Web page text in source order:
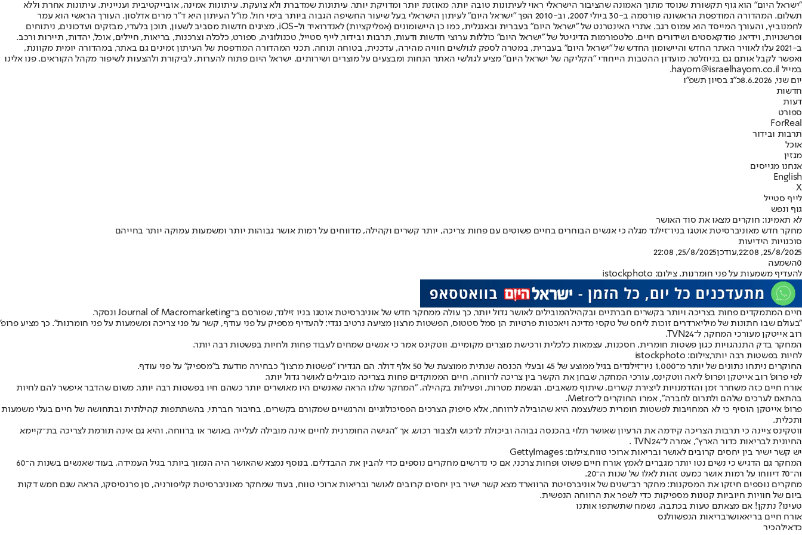
"ישראל היום" הוא גוף תקשורת שנוסד מתוך האמונה שהציבור הישראלי ראוי לעיתונות טובה יותר, מאוזנת יותר ומדויקת יותר. עיתונות שמדברת ולא צועקת. עיתונות אמינה, אובייקטיבית ועניינית. עיתונות אחרת וללא
תשלום. המהדורה המודפסת הראשונה פורסמה ב-30 ביולי 2007, וב-2010 הפך "ישראל היום" לעיתון הישראלי בעל שיעור החשיפה הגבוה ביותר בימי חול. מו"ל העיתון היא ד"ר מרים אדלסון. העורך הראשי הוא עמר
לחמנוביץ, והעורך המייסד הוא עמוס רגב. אתרי האינטרנט של "ישראל היום" בעברית ובאנגלית, כמו כן היישומונים (אפליקציות) לאנדרואיד ול-iOS, מציגים חדשות מסביב לשעון, תוכן בלעדי, מבזקים ועדכונים, ניתוחים
ופרשנויות, וידיאו, פודקאסטים ושידורים חיים. פלטפורמות הדיגיטל של "ישראל היום" כוללות ערוצי חדשות ודעות, תרבות ובידור, לייף סטייל, טכנולוגיה, ספורט, כלכלה וצרכנות, בריאות, חיילים, אוכל, יהדות, תיירות ורכב.
ב-2021 עלו לאוויר האתר החדש והיישומון החדש של "ישראל היום" בעברית, במטרה לספק לגולשים חוויה מהירה, עדכנית, בטוחה ונוחה. תכני המהדורה המודפסת של העיתון זמינים גם באתר, במהדורה יומית מקוונת,
ואפשר לקבל אותם גם בניוזלטר. מועדון ההטבות הייחודי "הקליקה של ישראל היום" מציע לגולשי האתר הנחות ומבצעים על מוצרים ושירותים. ישראל היום פתוח להערות, לביקורת ולהצעות לשיפור מקהל הקוראים. פנו אלינו
במייל hayom@israelhayom.co.il.
יום שני, 8.6.2026
כ"ג בסיון תשפ"ו
חדשות
דעות
ספורט
ForReal
תרבות ובידור
אוכל
מגזין
אנחנו מגייסים
English
X
לייף סטייל
גוף ונפש
לא תאמינו: חוקרים מצאו את סוד האושר
מחקר חדש מאוניברסיטת אוטגו בניו־זילנד מגלה כי אנשים הבוחרים בחיים פשוטים עם פחות צריכה, יותר קשרים וקהילה, מדווחים על רמות אושר גבוהות יותר ומשמעות עמוקה יותר בחייהם
סוכנויות הידיעות
25/8/2025, 22:08
,עודכן25/8/2025, 22:08
0השמעה
להעדיף משמעות על פני חומרנות. צילום: istockphoto
חיים המתמקדים פחות בצריכה ויותר בקשרים חברתיים ובקהילהמובילים לאושר גדול יותר, כך עולה ממחקר חדש של אוניברסיטת אוטגו בניו זילנד, שפורסם ב־Journal of Macromarketing ונסקר.
"בעולם שבו חתונות של מיליארדרים זוכות ליחס של טקסי מדינה ויאכטות פרטיות הן סמל סטטוס, הפשטות מרצון מציעה נרטיב נגדי: להעדיף מספיק על פני עודף, קשר על פני צריכה ומשמעות על פני חומרנות". כך מציע פרופ'
רוב אייטקן מעורכי המחקר, ל־TVN24.
המחקר בדק התנהגויות כגון פשטות חומרית, חסכנות, עצמאות כלכלית ורכישת מוצרים מקומיים. ווטקינס אמר כי אנשים שמחים לעבוד פחות ולחיות בפשטות רבה יותר.
לחיות בפשטות רבה יותר,צילום: istockphoto
החוקרים ניתחו נתונים של יותר מ־1,000 ניו־זילנדים בגיל ממוצע של 45 ובעלי הכנסה שנתית ממוצעת של 50 אלף דולר. הם הגדירו "פשטות מרצון" כבחירה מודעת ב"מספיק" על פני עודף.
לפי פרופ’ רוב אייטקן ופרופ’ ליאה ווטקינס, עורכי המחקר, שבחן את הקשר בין צריכה לרווחה, חיים הממוקדים פחות בצריכה מובילים לאושר גדול יותר.
אורח חיים כזה משחרר זמן והזדמנויות ליצירת קשרים, שיתוף משאבים, הגשמת מטרות, ופעילות בקהילה. "המחקר שלנו הראה שאנשים היו מאושרים יותר כשהם חיו בפשטות רבה יותר, משום שהדבר איפשר להם לחיות
בהתאם לערכים שלהם ולתרום לחברה", אמרו החוקרים ל־Metro.
פרופ' אייטקן הוסיף כי לא המחויבות לפשטות חומרית כשלעצמה היא שהובילה לרווחה, אלא סיפוק הצרכים הפסיכולוגיים והרגשיים שמקורם בקשרים, בחיבור חברתי, בהשתתפות קהילתית ובתחושה של חיים בעלי משמעות
ותכלית.
ווטקינס ציינה כי תרבות הצריכה קידמה את הרעיון שאושר תלוי בהכנסה גבוהה וביכולת לרכוש ולצבור רכוש. אך "הגישה החומרנית לחיים אינה מובילה לעלייה באושר או ברווחה, והיא גם אינה תורמת לצריכה בת־קיימא
החיונית לבריאות כדור הארץ", אמרה ל־TVN24 .
יש קשר ישיר בין יחסים קרובים לאושר ובריאות ארוכי טווח,צילום: GettyImages
המחקר גם הדגיש כי נשים נטו יותר מגברים לאמץ אורח חיים פשוט ופחות צרכני, אם כי נדרשים מחקרים נוספים כדי להבין את ההבדלים. בנוסף נמצא שהאושר היה הנמוך ביותר בגיל העמידה, בעוד שאנשים בשנות ה־60
וה־70 דיווחו על רמות אושר כמעט זהות לאלו של שנות ה־20.
מחקרים נוספים חיזקו את המסקנות: מחקר רב־שנים של אוניברסיטת הרווארד מצא קשר ישיר בין יחסים קרובים לאושר ובריאות ארוכי טווח, בעוד שמחקר מאוניברסיטת קליפורניה, סן פרנסיסקו, הראה שגם חמש דקות
ביום של חוויות חיוביות קטנות מספיקות כדי לשפר את הרווחה הנפשית.
טעינו? נתקן! אם מצאתם טעות בכתבה, נשמח שתשתפו אותנו
אורח חיים בריאאושרבריאות הנפשוולנס
כדאילהכיר